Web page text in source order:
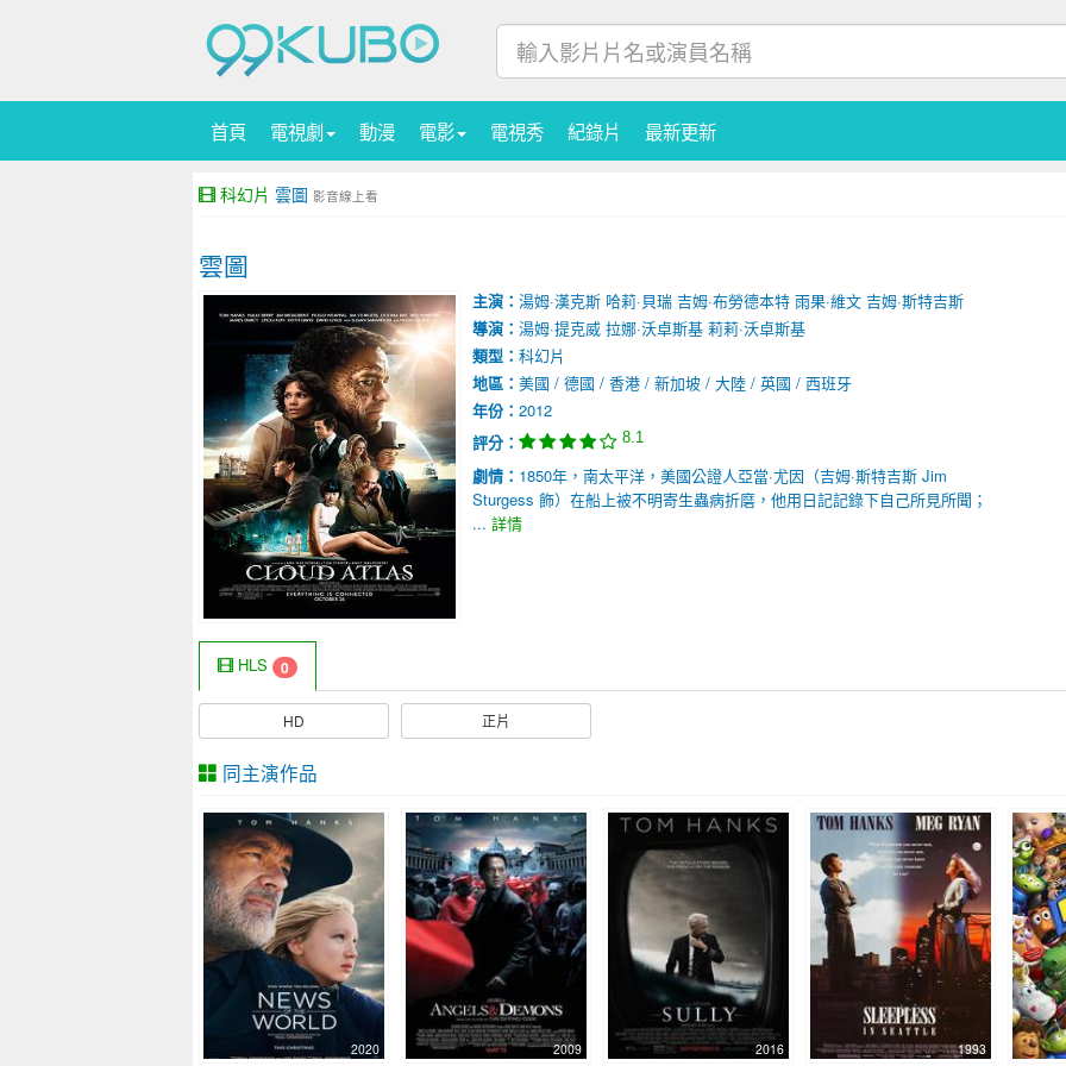
首頁 電視劇 動漫 電影 電視秀 紀錄片 最新更新
科幻片 雲圖 影音線上看
雲圖
主演： 湯姆·漢克斯 哈莉·貝瑞 吉姆·布勞德本特 雨果·維文 吉姆·斯特吉斯
導演： 湯姆·提克威 拉娜·沃卓斯基 莉莉·沃卓斯基
類型： 科幻片
地區： 美國 / 德國 / 香港 / 新加坡 / 大陸 / 英國 / 西班牙
年份： 2012
評分：
8.1
劇情： 1850年，南太平洋，美國公證人亞當·尤因（吉姆·斯特吉斯 Jim
Sturgess 飾）在船上被不明寄生蟲病折磨，他用日記記錄下自己所見所聞；
... 詳情
HLS 0
HD 正片
同主演作品
2020 2009 2016 1993